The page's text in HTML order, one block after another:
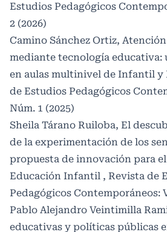
Estudios Pedagógicos
2 (2026)
Camino Sánchez Ortiz,
mediante tecnología
en aulas multinivel de Infantil y
de Estudios Pedagógicos
Núm. 1 (2025)
Sheila Tárano Ruiloba, El
de la experimentación de los
propuesta de innovación para
Educación Infantil , Revista de
Pedagógicos Contemporáneos:
Pablo Alejandro Veintimilla
educativas y políticas públicas